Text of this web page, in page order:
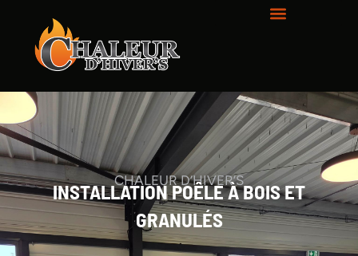
CHALEUR D’HIVER’S
INSTALLATION POÊLE À BOIS ET
GRANULÉS